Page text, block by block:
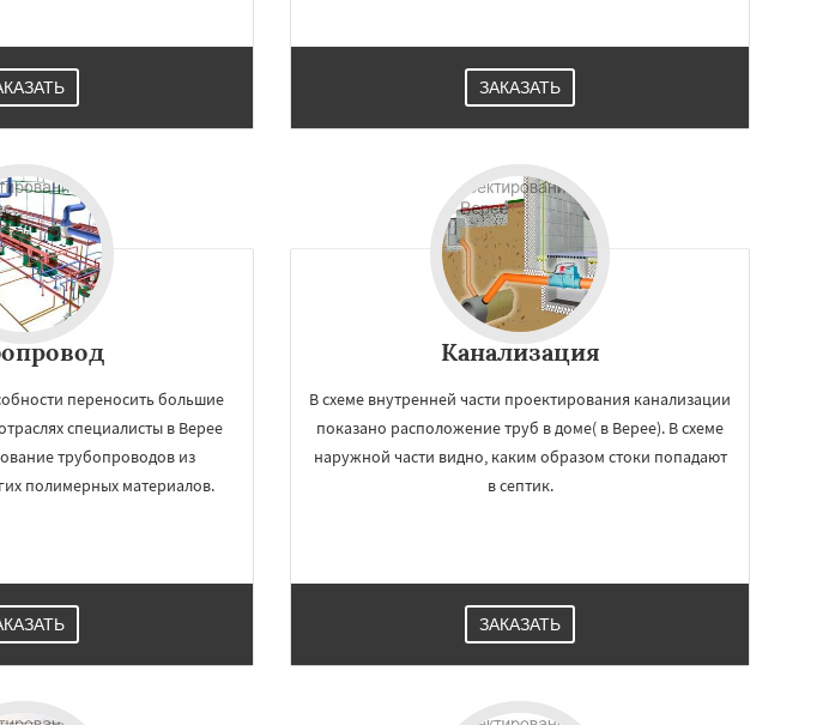
ЗАКАЗАТЬ
переносить большие
специалисты в Верее
трубопроводов из
полимерных материалов.
Канализация
В схеме внутренней части проектирования канализации
показано расположение труб в доме( в Верее). В схеме
наружной части видно, каким образом стоки попадают
в септик.
ЗАКАЗАТЬ